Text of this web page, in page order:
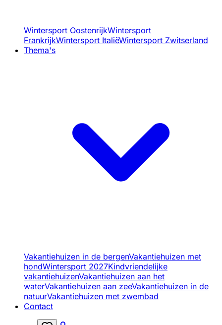
Wintersport OostenrijkWintersport
FrankrijkWintersport ItaliëWintersport Zwitserland
Thema's
Vakantiehuizen in de bergenVakantiehuizen met
hondWintersport 2027Kindvriendelijke
vakantiehuizenVakantiehuizen aan het
waterVakantiehuizen aan zeeVakantiehuizen in de
natuurVakantiehuizen met zwembad
Contact